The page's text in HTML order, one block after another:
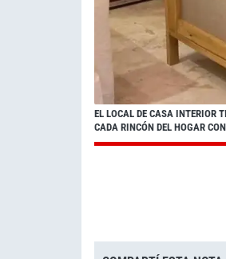
EL LOCAL DE CASA INTERIOR
CADA RINCÓN DEL HOGAR